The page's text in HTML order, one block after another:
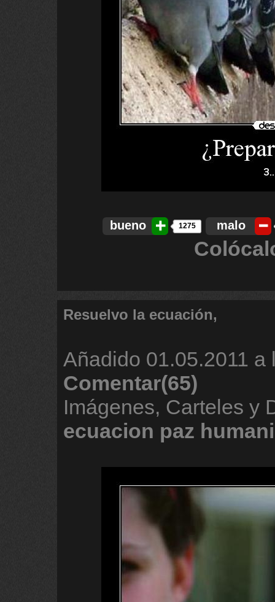
bueno 1275 malo
Resuelvo la ecuación,
Añadido 01.05.2011 a
Comentar(65)
Imágenes, Carteles y
ecuacion paz